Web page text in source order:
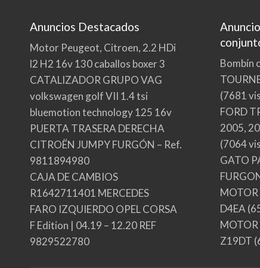
Anuncios Destacados
Motor Peugeot, Citroen, 2.2 HDi
l2 H2 16v 130 caballos boxer 3
CATALIZADOR GRUPO VAG
volkswagen golf VII 1.4 tsi
bluemotion technology 125 16v
PUERTA TRASERA DERECHA
CITROËN JUMPY FURGÓN – Ref.
9811894980
CAJA DE CAMBIOS
R1642711401 MERCEDES
FARO IZQUIERDO OPEL CORSA
F Edition | 04.19 – 12.20 REF
9829522780
Bombín
(7681
FORD
2005,
(7064
GATO
MOTOR
D4EA
MOTOR
Z19DT